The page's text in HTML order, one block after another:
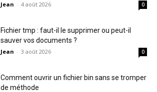
Jean - 4 août 2026 0
Fichier tmp : faut-il le supprimer ou peut-il
sauver vos documents ?
Jean - 3 août 2026 0
Comment ouvrir un fichier bin sans se tromper
de méthode